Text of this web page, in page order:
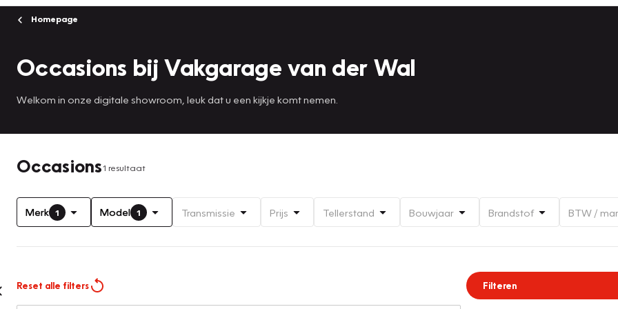
Homepage
Occasions bij Vakgarage van der Wal
Welkom in onze digitale showroom, leuk dat u een kijkje komt nemen.
Occasions1 resultaat
Merk 1 Model 1 Transmissie Prijs Tellerstand Bouwjaar Brandstof BTW /
Reset alle filters Filteren